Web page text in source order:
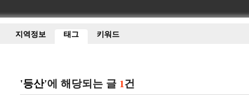
지역정보 태그 키워드
'등산'에 해당되는 글 1건